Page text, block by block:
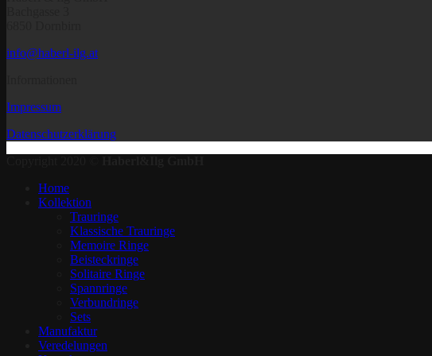
info@haberl-ilg.at
Impressum
Datenschutzerklärung
Home
Kollektion
Trauringe
Klassische Trauringe
Memoire Ringe
Beisteckringe
Solitaire Ringe
Spannringe
Verbundringe
Sets
Manufaktur
Veredelungen